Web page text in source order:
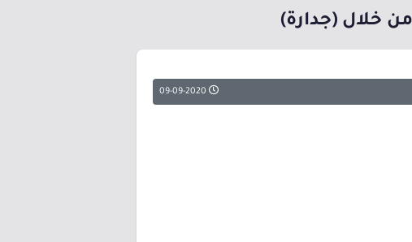
خلال (جدارة)